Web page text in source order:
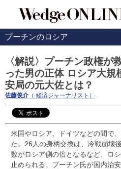
プーチンのロシア
〈解説〉プーチン政権が
った男の正体 ロシア大規
安局の元大佐とは？
佐藤俊介 （ 経済ジャーナリスト）
米国やロシア、ドイツなどの間で
た。26人の身柄交換は、冷戦崩壊
数がロシア側の倍となるなど、ロ
止められる。プーチン氏が国内治